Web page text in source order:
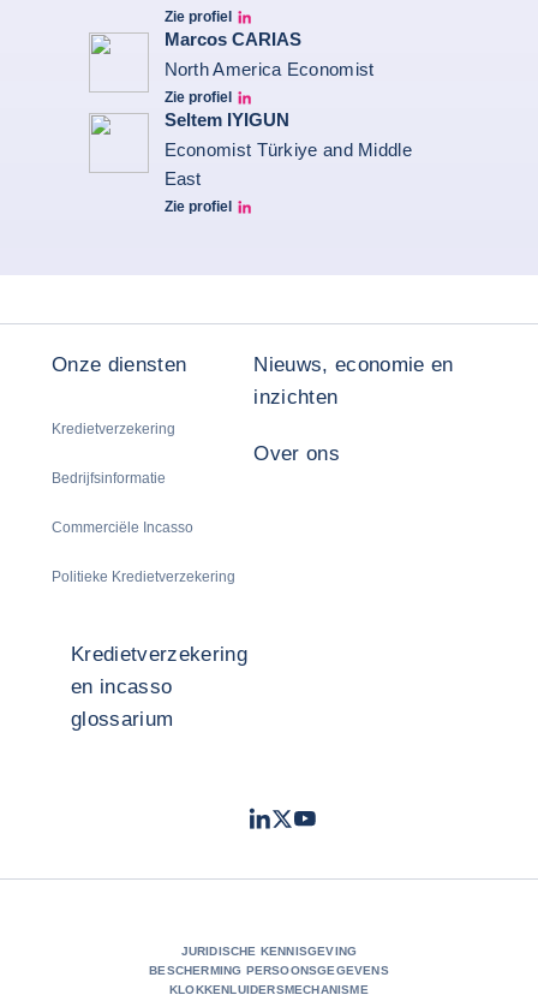
Zie profiel
Jonathan Steenberg linkedin
Marcos CARIAS
North America Economist
Zie profiel
Marcos Carias Linkedin
Seltem IYIGUN
Economist Türkiye and Middle
East
Zie profiel
Seltem Linkedin
Onze diensten
Kredietverzekering
Bedrijfsinformatie
Commerciële Incasso
Politieke Kredietverzekering
Nieuws, economie en
inzichten
Over ons
Kredietverzekering
en incasso
glossarium
LinkedIn
TwitterYoutube
JURIDISCHE KENNISGEVING
BESCHERMING PERSOONSGEGEVENS
KLOKKENLUIDERSMECHANISME